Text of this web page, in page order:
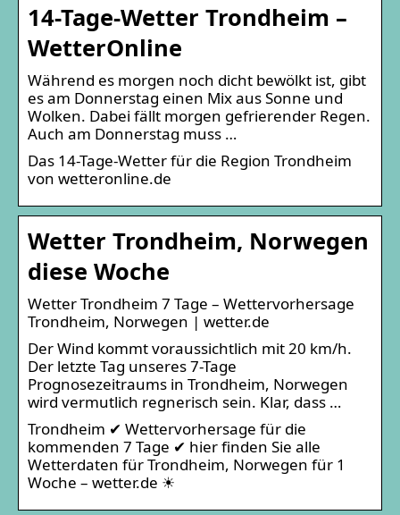
14-Tage-Wetter Trondheim –
WetterOnline
Während es morgen noch dicht bewölkt ist, gibt
es am Donnerstag einen Mix aus Sonne und
Wolken. Dabei fällt morgen gefrierender Regen.
Auch am Donnerstag muss …
Das 14-Tage-Wetter für die Region Trondheim
von wetteronline.de
Wetter Trondheim, Norwegen
diese Woche
Wetter Trondheim 7 Tage – Wettervorhersage
Trondheim, Norwegen | wetter.de
Der Wind kommt voraussichtlich mit 20 km/h.
Der letzte Tag unseres 7-Tage
Prognosezeitraums in Trondheim, Norwegen
wird vermutlich regnerisch sein. Klar, dass …
Trondheim ✔ Wettervorhersage für die
kommenden 7 Tage ✔ hier finden Sie alle
Wetterdaten für Trondheim, Norwegen für 1
Woche – wetter.de ☀